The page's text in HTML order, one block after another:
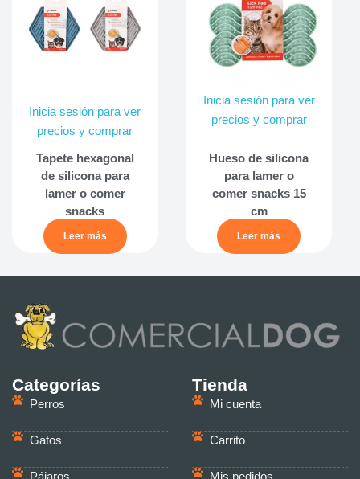
Inicia sesión para ver
precios y comprar
Tapete hexagonal
de silicona para
lamer o comer
snacks
Leer más
Inicia sesión para ver
precios y comprar
Hueso de silicona
para lamer o
comer snacks 15
cm
Leer más
Categorías
Perros
Gatos
Pájaros
Tienda
Mi cuenta
Carrito
Mis pedidos